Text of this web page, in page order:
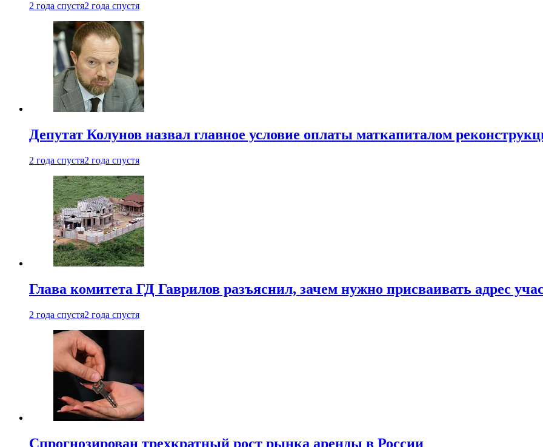
2 года спустя2 года спустя
Депутат Колунов назвал главное условие оплаты маткапиталом
2 года спустя2 года спустя
Глава комитета ГД Гаврилов разъяснил, зачем нужно присваивать адрес
2 года спустя2 года спустя
Спрогнозирован трехкратный рост рынка аренды в России